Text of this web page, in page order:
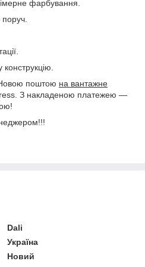
фарбування.
Новою поштою на вантажне
З накладеною платежею —
Dali
Україна
Новий